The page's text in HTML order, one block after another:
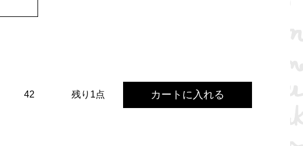
42 残り1点 カートに入れる